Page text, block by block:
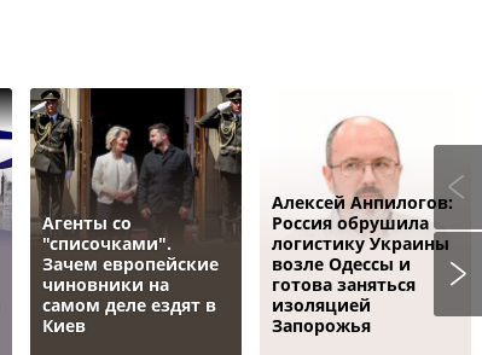
Агенты со
"списочками".
Зачем европейские
чиновники на
самом деле ездят в
Киев
Алексей Анпилогов:
Россия обрушила
логистику Украины
возле Одессы и
готова заняться
изоляцией
Запорожья